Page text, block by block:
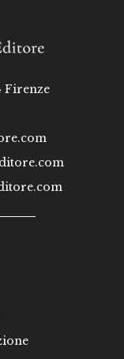
Firenze